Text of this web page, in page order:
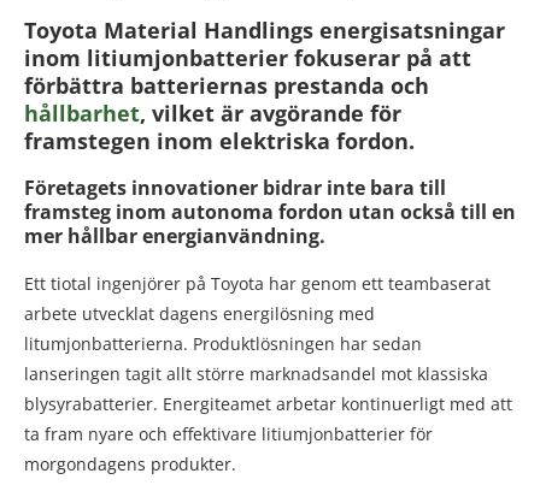
Toyota Material Handlings energisatsningar
inom litiumjonbatterier fokuserar på att
förbättra batteriernas prestanda och
hållbarhet, vilket är avgörande för
framstegen inom elektriska fordon.
Företagets innovationer bidrar inte bara till
framsteg inom autonoma fordon utan också till en
mer hållbar energianvändning.
Ett tiotal ingenjörer på Toyota har genom ett teambaserat
arbete utvecklat dagens energilösning med
litumjonbatterierna. Produktlösningen har sedan
lanseringen tagit allt större marknadsandel mot klassiska
blysyrabatterier. Energiteamet arbetar kontinuerligt med att
ta fram nyare och effektivare litiumjonbatterier för
morgondagens produkter.